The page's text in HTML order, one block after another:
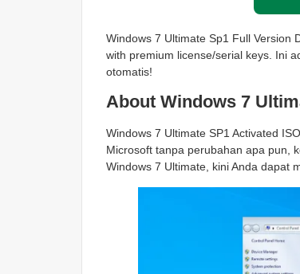
Windows 7 Ultimate Sp1 Full Version
with premium license/serial keys. Ini
otomatis!
About Windows 7
Windows 7 Ultimate SP1 Activated
Microsoft tanpa perubahan apa pun,
Windows 7 Ultimate, kini Anda dapat